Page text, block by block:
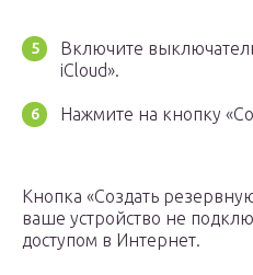
Включите
iCloud».
Нажмите на кнопку
Кнопка «Создать
ваше устройство не
доступом в Интернет.